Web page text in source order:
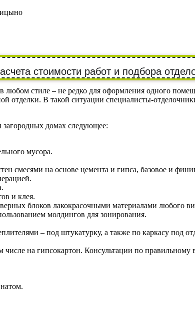
стоимости работ и подбора
стиле – не редко для оформления одного
В такой ситуации специалисты-
загородных домах следующее:
мусора.
смесями на основе цемента и гипса, базовое и
и клея.
блоков лакокрасочными материалами любого
молдингов для зонирования.
– под штукатурку, а также по каркасу под
на гипсокартон. Консультации по правильному